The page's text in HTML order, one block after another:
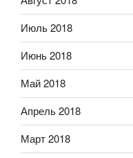
Июль 2018
Июнь 2018
Май 2018
Апрель 2018
Март 2018